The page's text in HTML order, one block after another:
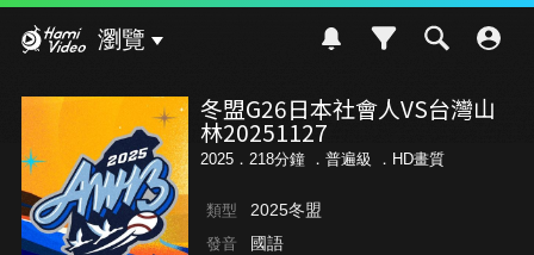
瀏覽
冬盟G26日本社會人VS台灣山
林20251127
2025．218分鐘 ． 普遍級 ．HD畫質
類型 2025冬盟
發音 國語